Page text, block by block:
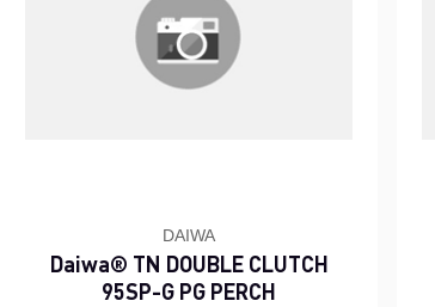
DAIWA
Daiwa® TN DOUBLE CLUTCH
95SP-G PG PERCH